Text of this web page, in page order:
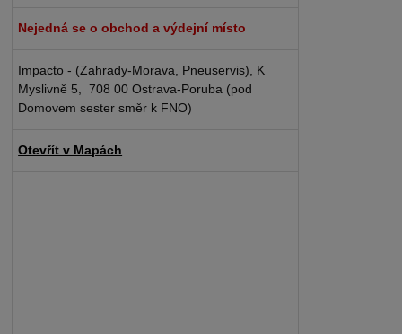
Nejedná se o obchod a výdejní místo
Impacto - (Zahrady-Morava, Pneuservis), K
Myslivně 5, 708 00 Ostrava-Poruba (pod
Domovem sester směr k FNO)
Otevřít v Mapách